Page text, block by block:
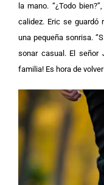
la mano. “¿Todo
calidez. Eric se guardó
una pequeña sonrisa.
sonar casual. El señor
familia! Es hora de